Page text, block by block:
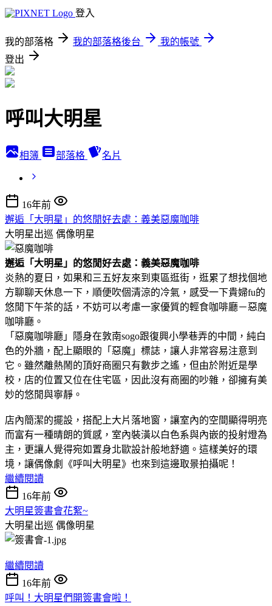
登入
我的部落格 我的部落格後台
我的帳號
登出
呼叫大明星
相簿 部落格 名片
16年前
邂逅「大明星」的悠閒好去處：義美惡魔咖啡
大明星出巡 偶像明星
邂逅「大明星」的悠閒好去處：義美惡魔咖啡
炎熱的夏日，如果和三五好友來到東區逛街，逛累了想找個地
方聊聊天休息一下，順便吹個清涼的冷氣，感受一下貴婦fu的
悠閒下午茶的話，不妨可以考慮一家優質的輕食咖啡廳－惡魔
咖啡廳。
「惡魔咖啡廳」隱身在敦南sogo跟復興小學巷弄的中間，純白
色的外牆，配上顯眼的「惡魔」標誌，讓人非常容易注意到
它。雖然離熱鬧的頂好商圈只有數步之遙，但由於附近是學
校，店的位置又位在住宅區，因此沒有商圈的吵雜，卻擁有美
妙的悠閒與寧靜。
店內簡潔的擺設，搭配上大片落地窗，讓室內的空間顯得明亮
而富有一種晴朗的質感，室內裝潢以白色系與內嵌的投射燈為
主，更讓人覺得宛如置身北歐設計般地舒適。這樣美好的環
境，讓偶像劇《呼叫大明星》也來到這邊取景拍攝呢！
繼續閱讀
16年前
大明星簽書會花絮~
大明星出巡 偶像明星
繼續閱讀
16年前
呼叫！大明星們開簽書會啦！